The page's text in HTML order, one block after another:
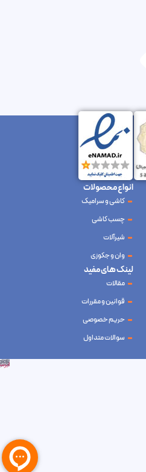
شرکت آینده نوین سام آسیا – طراحی و سئو
ابرسرور
انواع محصولات
کاشی و سرامیک
چسب کاشی
شیرآلات
وان و جکوزی
لینک های مفید
مقالات
قوانین و مقررات
حریم خصوصی
سوالات متداول